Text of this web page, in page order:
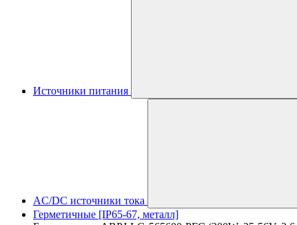
Источники питания
AC/DC источники тока
Герметичные [IP65-67, металл]